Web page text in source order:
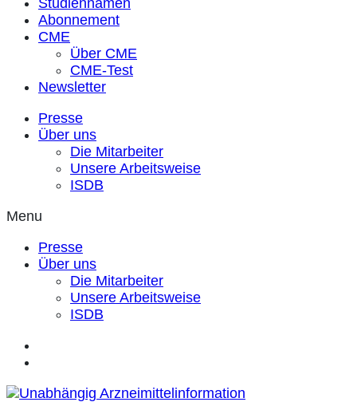
Studiennamen
Abonnement
CME
Über CME
CME-Test
Newsletter
Presse
Über uns
Die Mitarbeiter
Unsere Arbeitsweise
ISDB
Menu
Presse
Über uns
Die Mitarbeiter
Unsere Arbeitsweise
ISDB